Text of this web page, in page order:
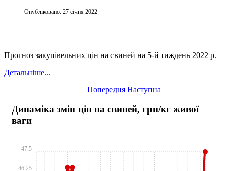
Опубліковано: 27 січня 2022
Прогноз закупівельних цін на свиней на 5-й тиждень 2022 р.
Детальніше...
Попередня Наступна
Динаміка змін цін на свиней, грн/кг живої
ваги
46.25
47.5